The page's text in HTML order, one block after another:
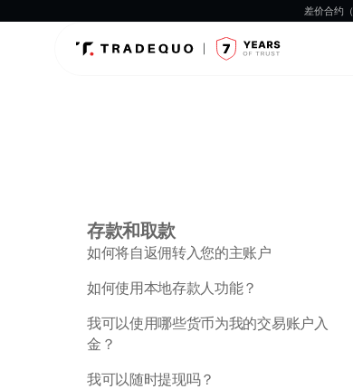
差价合约
存款和取款
如何将自返佣转入您的主账户
如何使用本地存款人功能？
我可以使用哪些货币为我的交易账户入
金？
我可以随时提现吗？